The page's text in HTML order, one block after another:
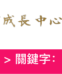
> 關鍵字：